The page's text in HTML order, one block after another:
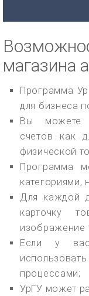
магазина
Программа
для бизнеса
Вы можете
счетов как
физической
Программа
категориями,
Для каждой
карточку
изображение
Если у
процессами;
УрГУ может